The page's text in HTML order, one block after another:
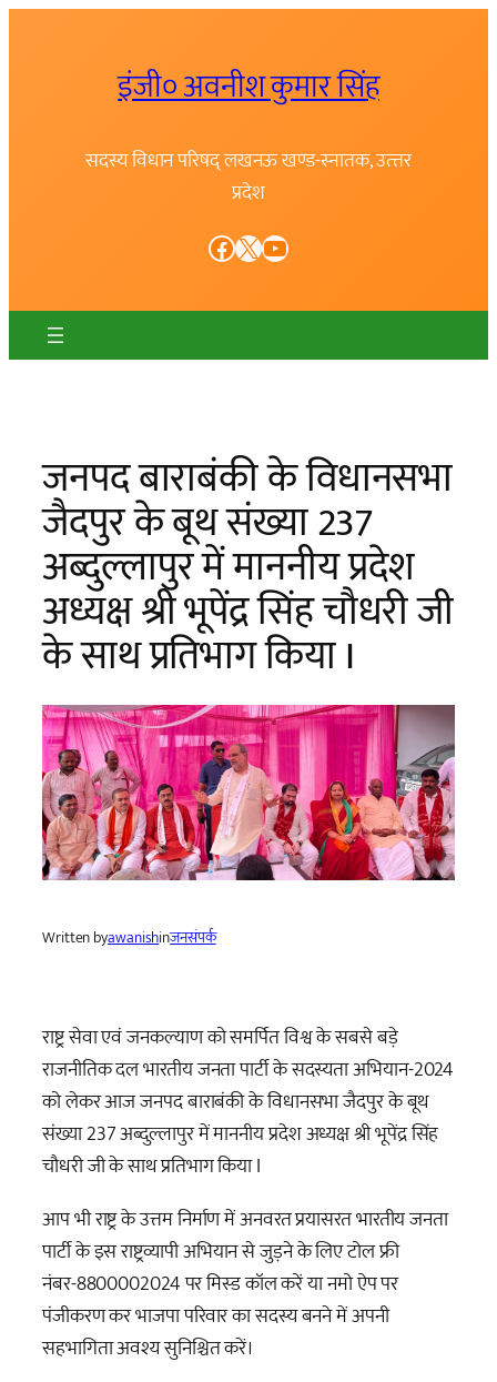
इंजी० अवनीश कुमार सिंह
सदस्य विधान परिषद् लखनऊ खण्ड-स्नातक, उत्त्तर
प्रदेश
Facebook X YouTube
जनपद बाराबंकी के विधानसभा
जैदपुर के बूथ संख्या 237
अब्दुल्लापुर में माननीय प्रदेश
अध्यक्ष श्री भूपेंद्र सिंह चौधरी जी
के साथ प्रतिभाग किया I
Written byawanishinजनसंपर्क
राष्ट्र सेवा एवं जनकल्याण को समर्पित विश्व के सबसे बड़े
राजनीतिक दल भारतीय जनता पार्टी के सदस्यता अभियान-2024
को लेकर आज जनपद बाराबंकी के विधानसभा जैदपुर के बूथ
संख्या 237 अब्दुल्लापुर में माननीय प्रदेश अध्यक्ष श्री भूपेंद्र सिंह
चौधरी जी के साथ प्रतिभाग किया I
आप भी राष्ट्र के उत्तम निर्माण में अनवरत प्रयासरत भारतीय जनता
पार्टी के इस राष्ट्रव्यापी अभियान से जुड़ने के लिए टोल फ्री
नंबर-8800002024 पर मिस्ड कॉल करें या नमो ऐप पर
पंजीकरण कर भाजपा परिवार का सदस्य बनने में अपनी
सहभागिता अवश्य सुनिश्चित करें।